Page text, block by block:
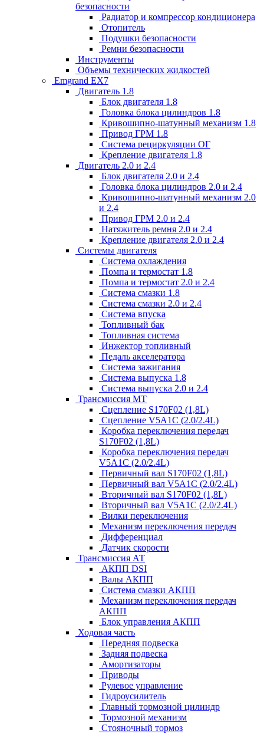
безопасности
Радиатор и компрессор кондиционера
Отопитель
Подушки безопасности
Ремни безопасности
Инструменты
Объемы технических жидкостей
Emgrand EX7
Двигатель 1.8
Блок двигателя 1.8
Головка блока цилиндров 1.8
Кривошипно-шатунный механизм 1.8
Привод ГРМ 1.8
Система рециркуляции ОГ
Крепление двигателя 1.8
Двигатель 2.0 и 2.4
Блок двигателя 2.0 и 2.4
Головка блока цилиндров 2.0 и 2.4
Кривошипно-шатунный механизм 2.0
и 2.4
Привод ГРМ 2.0 и 2.4
Натяжитель ремня 2.0 и 2.4
Крепление двигателя 2.0 и 2.4
Системы двигателя
Система охлаждения
Помпа и термостат 1.8
Помпа и термостат 2.0 и 2.4
Система смазки 1.8
Система смазки 2.0 и 2.4
Система впуска
Топливный бак
Топливная система
Инжектор топливный
Педаль акселератора
Система зажигания
Система выпуска 1.8
Система выпуска 2.0 и 2.4
Трансмиссия МТ
Сцепление S170F02 (1,8L)
Сцепление V5A1C (2.0/2.4L)
Коробка переключения передач
S170F02 (1,8L)
Коробка переключения передач
V5A1C (2.0/2.4L)
Первичный вал S170F02 (1,8L)
Первичный вал V5A1C (2.0/2.4L)
Вторичный вал S170F02 (1,8L)
Вторичный вал V5A1C (2.0/2.4L)
Вилки переключения
Механизм переключения передач
Дифференциал
Датчик скорости
Трансмиссия АТ
АКПП DSI
Валы АКПП
Система смазки АКПП
Механизм переключения передач
АКПП
Блок управления АКПП
Ходовая часть
Передняя подвеска
Задняя подвеска
Амортизаторы
Приводы
Рулевое управление
Гидроусилитель
Главный тормозной цилиндр
Тормозной механизм
Стояночный тормоз